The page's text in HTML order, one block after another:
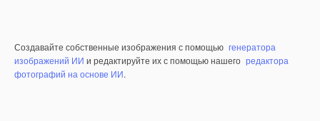
Создавайте собственные изображения с помощью генератора
изображений ИИ и редактируйте их с помощью нашего редактора
фотографий на основе ИИ.